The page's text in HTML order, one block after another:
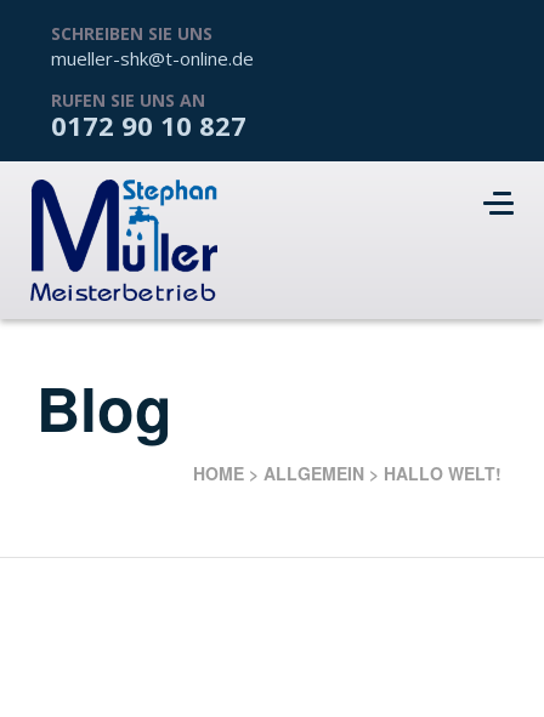
SCHREIBEN SIE UNS
mueller-shk@t-online.de
RUFEN SIE UNS AN
0172 90 10 827
Blog
HOME > ALLGEMEIN > HALLO WELT!